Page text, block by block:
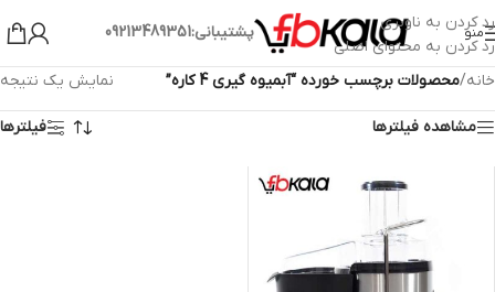
رد کردن به ناوبری
رد کردن به محتوای اصلی
منو پشتیبانی:09213489351
خانه/محصولات برچسب خورده “آبمیوه گیری 4 کاره” نمایش یک نتیجه
مشاهده فیلترها فیلترها